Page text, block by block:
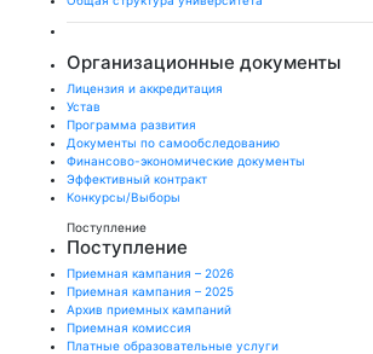
Организационные документы
Лицензия и аккредитация
Устав
Программа развития
Документы по самообследованию
Финансово-экономические документы
Эффективный контракт
Конкурсы/Выборы
Поступление
Поступление
Приемная кампания – 2026
Приемная кампания – 2025
Архив приемных кампаний
Приемная комиссия
Платные образовательные услуги